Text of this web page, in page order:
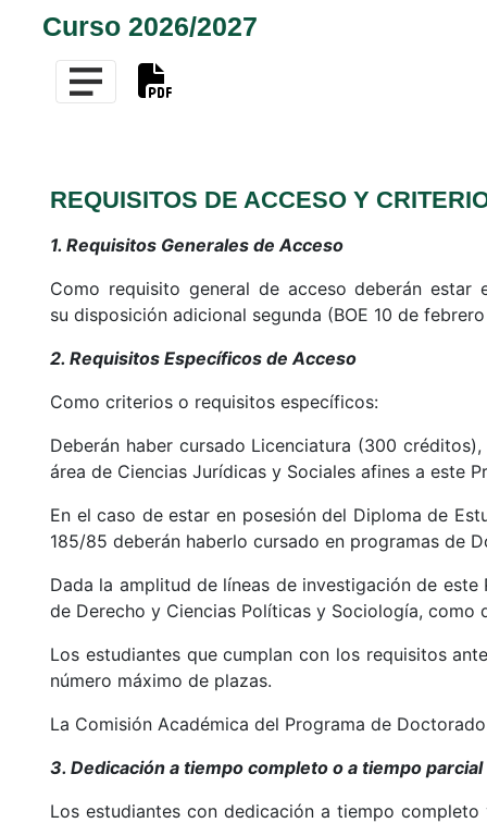
Curso 2026/2027
REQUISITOS DE ACCESO Y
1. Requisitos Generales de Acceso
Como requisito general de acceso deberán
su disposición adicional segunda (BOE 10 de
2. Requisitos Específicos de Acceso
Como criterios o requisitos específicos:
Deberán haber cursado Licenciatura (300
área de Ciencias Jurídicas y Sociales afines a este
En el caso de estar en posesión del Diploma de
185/85 deberán haberlo cursado en programas de
Dada la amplitud de líneas de investigación de
de Derecho y Ciencias Políticas y Sociología, como
Los estudiantes que cumplan con los requisitos
número máximo de plazas.
La Comisión Académica del Programa de
3. Dedicación a tiempo completo o a tiempo parcial
Los estudiantes con dedicación a tiempo